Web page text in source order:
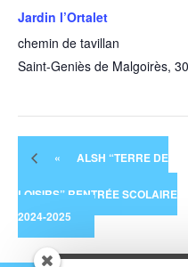
Jardin l’Ortalet
chemin de tavillan
Saint-Geniès de Malgoirès,
« ALSH “TERRE DE
LOISIRS” RENTRÉE SCOLAIRE
2024-2025